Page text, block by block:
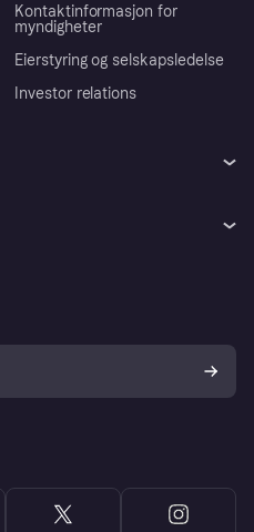
Kontaktinformasjon for
myndigheter
Eierstyring og selskapsledelse
Investor relations